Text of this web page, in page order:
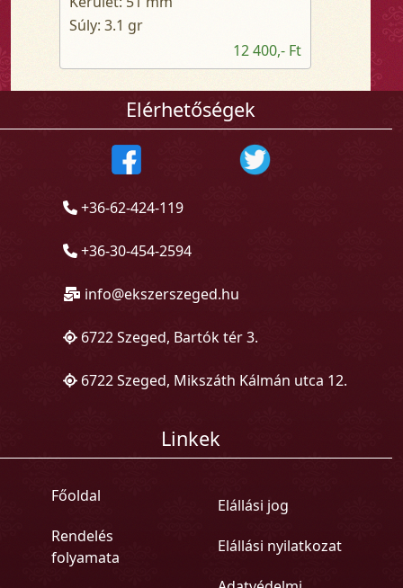
Súly: 3.1 gr
12 400,- Ft
Elérhetőségek
+36-62-424-119
+36-30-454-2594
info@ekszerszeged.hu
6722 Szeged, Bartók tér 3.
6722 Szeged, Mikszáth Kálmán utca 12.
Linkek
Főoldal
Rendelés
folyamata
Elállási jog
Elállási nyilatkozat